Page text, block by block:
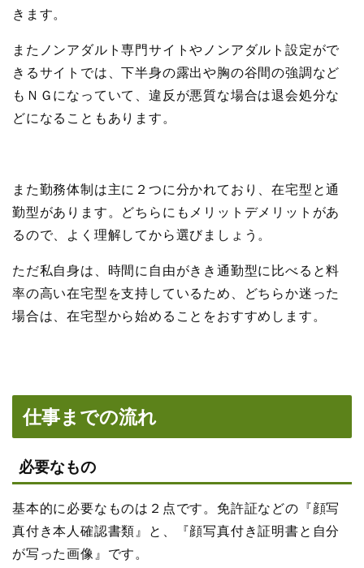
きます。
またノンアダルト専門サイトやノンアダルト設定がで
きるサイトでは、下半身の露出や胸の谷間の強調など
もＮＧになっていて、違反が悪質な場合は退会処分な
どになることもあります。
また勤務体制は主に２つに分かれており、在宅型と通
勤型があります。どちらにもメリットデメリットがあ
るので、よく理解してから選びましょう。
ただ私自身は、時間に自由がきき通勤型に比べると料
率の高い在宅型を支持しているため、どちらか迷った
場合は、在宅型から始めることをおすすめします。
仕事までの流れ
必要なもの
基本的に必要なものは２点です。免許証などの『顔写
真付き本人確認書類』と、『顔写真付き証明書と自分
が写った画像』です。